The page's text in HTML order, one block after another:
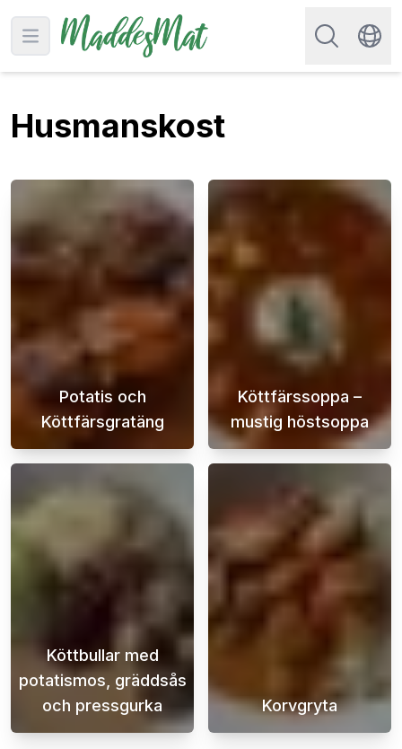
Open main menu
Sök efter
Husmanskost
Potatis och
Köttfärsgratäng
Potatis- och köttfärsgratäng är en
Köttfärssoppa –
mustig höstsoppa
Hösten är
Köttbullar med
potatismos, gräddsås
och pressgurka
Köttbullar med potatismos, gräddsås och
Korvgryta
En smakrik